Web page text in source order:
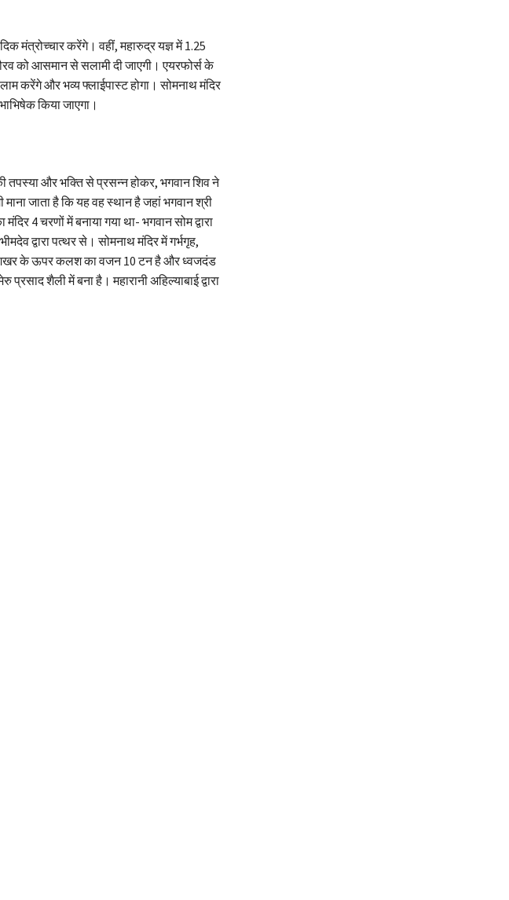
मंत्रोच्चार करेंगे। वहीं, महारुद्र यज्ञ में 1.25
को आसमान से सलामी दी जाएगी। एयरफोर्स के
करेंगे और भव्य फ्लाईपास्ट होगा। सोमनाथ मंदिर
किया जाएगा।
तपस्या और भक्ति से प्रसन्न होकर, भगवान शिव ने
जाता है कि यह वह स्थान है जहां भगवान श्री
4 चरणों में बनाया गया था- भगवान सोम द्वारा
द्वारा पत्थर से। सोमनाथ मंदिर में गर्भगृह,
के ऊपर कलश का वजन 10 टन है और ध्वजदंड
शैली में बना है। महारानी अहिल्याबाई द्वारा